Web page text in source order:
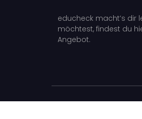
educheck macht’s dir
möchtest, findest du
Angebot.